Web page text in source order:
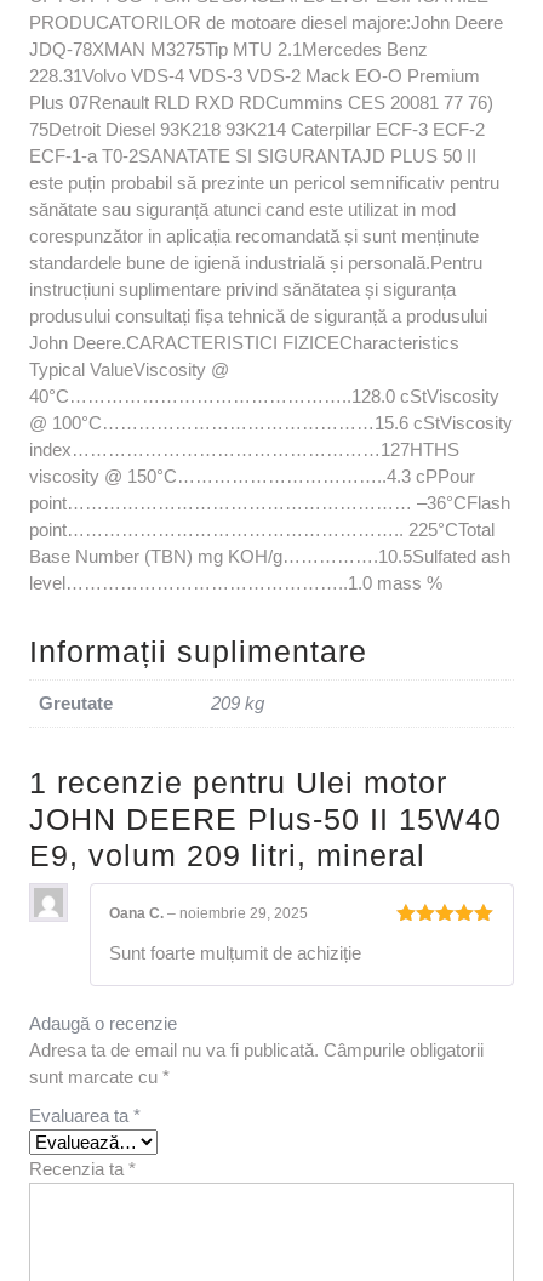
PRODUCATORILOR de motoare diesel majore:John Deere
JDQ-78XMAN M3275Tip MTU 2.1Mercedes Benz
228.31Volvo VDS-4 VDS-3 VDS-2 Mack EO-O Premium
Plus 07Renault RLD RXD RDCummins CES 20081 77 76)
75Detroit Diesel 93K218 93K214 Caterpillar ECF-3 ECF-2
ECF-1-a T0-2SANATATE SI SIGURANTAJD PLUS 50 II
este puțin probabil să prezinte un pericol semnificativ pentru
sănătate sau siguranță atunci cand este utilizat in mod
corespunzător in aplicația recomandată și sunt menținute
standardele bune de igienă industrială și personală.Pentru
instrucțiuni suplimentare privind sănătatea și siguranța
produsului consultați fișa tehnică de siguranță a produsului
John Deere.CARACTERISTICI FIZICECharacteristics
Typical ValueViscosity @
40°C………………………………………..128.0 cStViscosity
@ 100°C………………………………………15.6 cStViscosity
index……………………………………………127HTHS
viscosity @ 150°C……………………………..4.3 cPPour
point………………………………………………… –36°CFlash
point……………………………………………….. 225°CTotal
Base Number (TBN) mg KOH/g…………….10.5Sulfated ash
level………………………………………..1.0 mass %
Informații suplimentare
Greutate 209 kg
1 recenzie pentru Ulei motor
JOHN DEERE Plus-50 II 15W40
E9, volum 209 litri, mineral
Oana C. – noiembrie 29, 2025
Sunt foarte mulțumit de achiziție
Adaugă o recenzie
Adresa ta de email nu va fi publicată. Câmpurile obligatorii
sunt marcate cu *
Evaluarea ta *
Recenzia ta *